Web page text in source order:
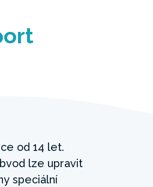
od 14 let.
lze upravit
speciální